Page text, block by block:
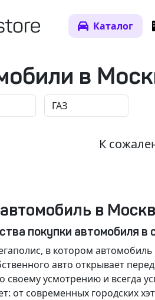
Каталог
в
К
в
покупки автомобиля в
в котором
авто открывает
своему усмотрению и всегда
от современных городских